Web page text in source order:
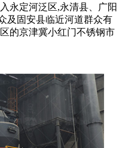
永定河泛区,永清县、广阳
及固安县临近河道群众有
的京津冀小红门不锈钢市